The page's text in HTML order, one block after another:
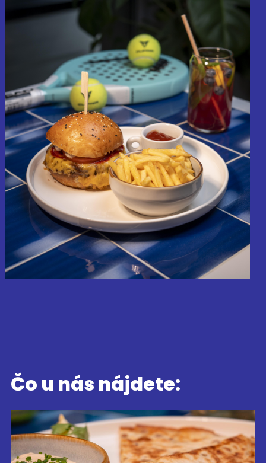
Čo u nás nájdete: